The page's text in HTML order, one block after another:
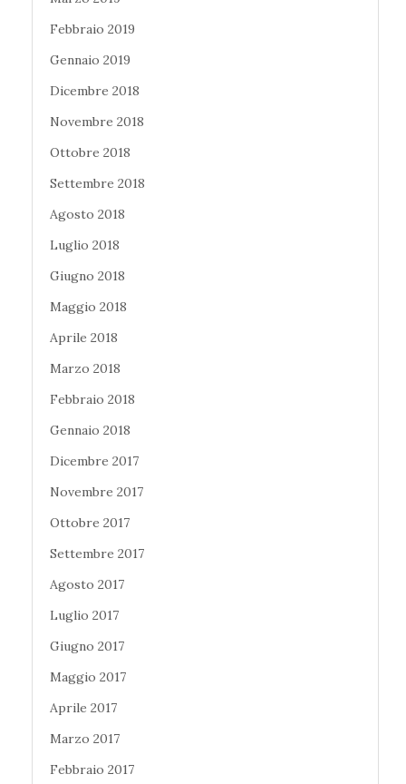
Febbraio 2019
Gennaio 2019
Dicembre 2018
Novembre 2018
Ottobre 2018
Settembre 2018
Agosto 2018
Luglio 2018
Giugno 2018
Maggio 2018
Aprile 2018
Marzo 2018
Febbraio 2018
Gennaio 2018
Dicembre 2017
Novembre 2017
Ottobre 2017
Settembre 2017
Agosto 2017
Luglio 2017
Giugno 2017
Maggio 2017
Aprile 2017
Marzo 2017
Febbraio 2017